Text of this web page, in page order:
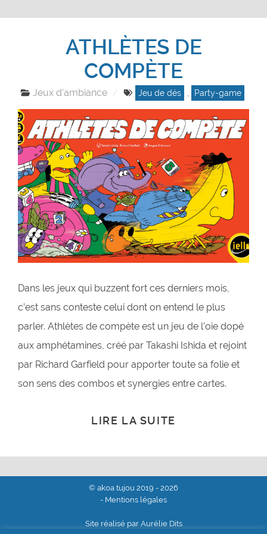
ATHLÈTES DE
COMPÈTE
Jeux d'ambiance Jeu de dés , Party-game
Dans les jeux qui buzzent fort ces derniers mois,
c’est sans conteste celui dont on entend le plus
parler. Athlètes de compète est un jeu de l’oie dopé
aux amphétamines, créé par Takashi Ishida et rejoint
par Richard Garfield pour apporter toute sa folie et
son sens des combos et synergies entre cartes.
LIRE LA SUITE
© akoa tujou 2019 - 2026
- Mentions légales
Site réalisé par Aurélie Dits